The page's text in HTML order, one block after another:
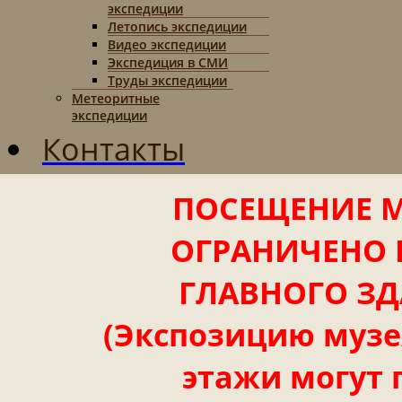
экспедиции
Летопись экспедиции
Видео экспедиции
Экспедиция в СМИ
Труды экспедиции
Метеоритные
экспедиции
Контакты
ПОСЕЩЕНИЕ
ОГРАНИЧЕНО
ГЛАВНОГО
(Экспозицию
этажи могут